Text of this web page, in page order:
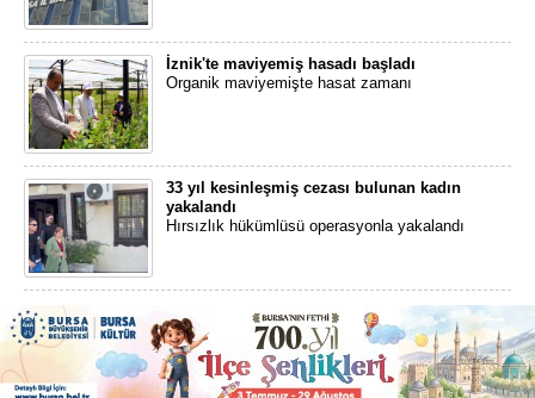
İznik'te maviyemiş hasadı başladı
Organik maviyemişte hasat zamanı
33 yıl kesinleşmiş cezası bulunan kadın
yakalandı
Hırsızlık hükümlüsü operasyonla yakalandı